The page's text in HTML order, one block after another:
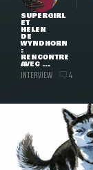
SUPERGIRL
ET
HELEN
DE
WYNDHORN
:
RENCONTRE
AVEC ...
INTERVIEW 4